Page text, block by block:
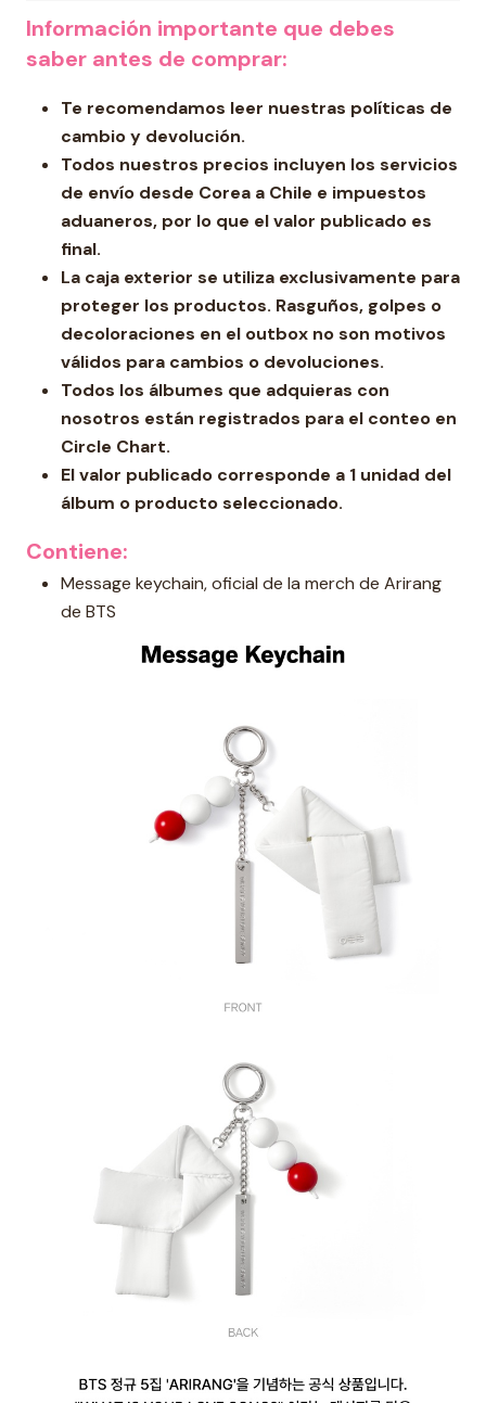
Información importante que debes
saber antes de comprar:
Te recomendamos leer nuestras políticas de
cambio y devolución.
Todos nuestros precios incluyen los servicios
de envío desde Corea a Chile e impuestos
aduaneros, por lo que el valor publicado es
final.
La caja exterior se utiliza exclusivamente para
proteger los productos. Rasguños, golpes o
decoloraciones en el outbox no son motivos
válidos para cambios o devoluciones.
Todos los álbumes que adquieras con
nosotros están registrados para el conteo en
Circle Chart.
El valor publicado corresponde a 1 unidad del
álbum o producto seleccionado.
Contiene:
Message keychain, oficial de la merch de Arirang
de BTS